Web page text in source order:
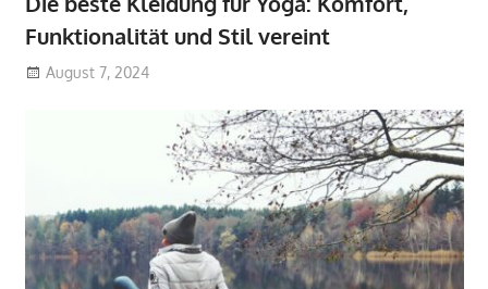
Funktionalität und Stil vereint
August 7, 2024